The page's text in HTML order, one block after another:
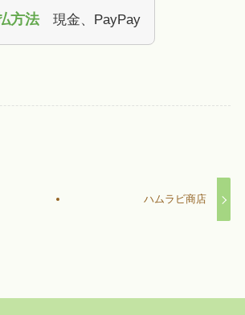
方法現金、PayPay
ハムラビ商店